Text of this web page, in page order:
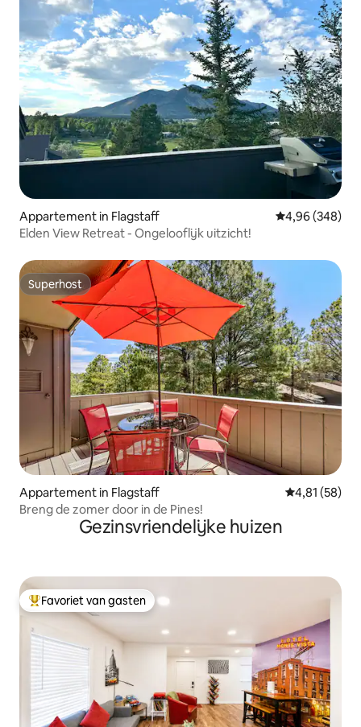
Appartement in Flagstaff Gemiddelde
4,96 (348)
Elden View Retreat - Ongelooflijk uitzicht!
Superhost
Superhost
Appartement in Flagstaff Gemiddelde
4,81 (58)
Breng de zomer door in de Pines!
Gezinsvriendelijke huizen
Topfavoriet van gasten
Favoriet van gasten